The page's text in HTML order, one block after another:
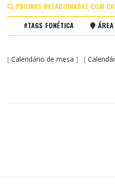
PÁGINAS RELACIONADAS COM
#TAGS FONÉTICA
[ Calendário de mesa ] [